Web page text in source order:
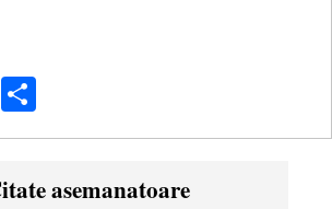
Email
asemanatoare